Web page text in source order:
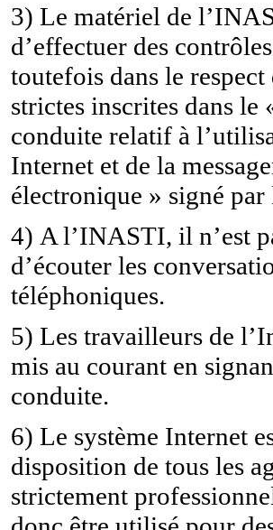
3) Le matériel de
d’effectuer des
toutefois dans le respect
strictes inscrites dans le
conduite relatif à
Internet et de la
électronique » signé par
4) A l’INASTI, il n’est
d’écouter les
téléphoniques.
5) Les travailleurs de
mis au courant en
conduite.
6) Le système Internet
disposition de tous les
strictement